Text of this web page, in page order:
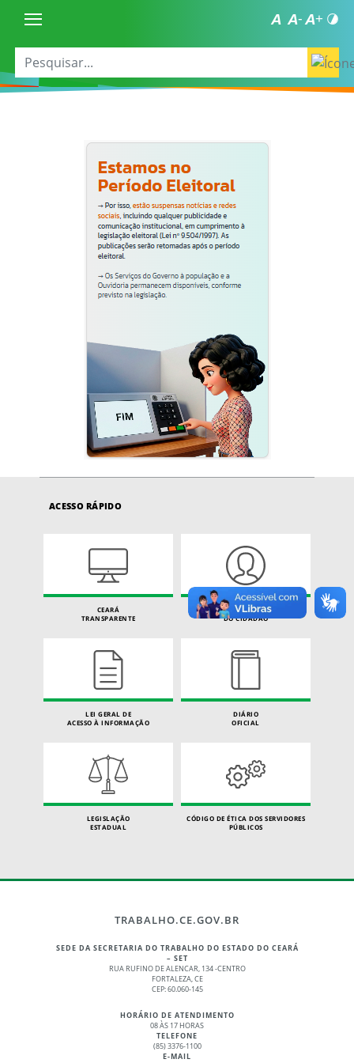
ACESSO RÁPIDO
CEARÁ
TRANSPARENTE
CARTA DE SERVIÇOS
DO CIDADÃO
LEI GERAL DE
ACESSO À INFORMAÇÃO
DIÁRIO
OFICIAL
LEGISLAÇÃO
ESTADUAL
CÓDIGO DE ÉTICA DOS SERVIDORES
PÚBLICOS
TRABALHO.CE.GOV.BR
SEDE DA SECRETARIA DO TRABALHO DO ESTADO DO CEARÁ
– SET
RUA RUFINO DE ALENCAR, 134 -CENTRO
FORTALEZA, CE
CEP: 60.060-145
HORÁRIO DE ATENDIMENTO
08 ÀS 17 HORAS
TELEFONE
(85) 3376-1100
E-MAIL